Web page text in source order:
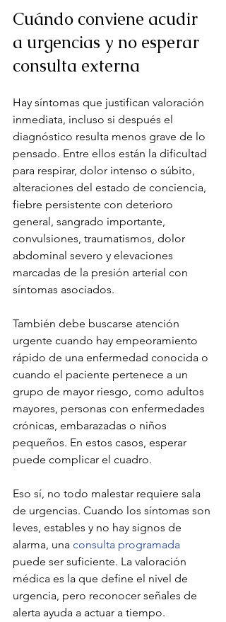
Cuándo conviene acudir
a urgencias y no esperar
consulta externa
Hay síntomas que justifican valoración
inmediata, incluso si después el
diagnóstico resulta menos grave de lo
pensado. Entre ellos están la dificultad
para respirar, dolor intenso o súbito,
alteraciones del estado de conciencia,
fiebre persistente con deterioro
general, sangrado importante,
convulsiones, traumatismos, dolor
abdominal severo y elevaciones
marcadas de la presión arterial con
síntomas asociados.
También debe buscarse atención
urgente cuando hay empeoramiento
rápido de una enfermedad conocida o
cuando el paciente pertenece a un
grupo de mayor riesgo, como adultos
mayores, personas con enfermedades
crónicas, embarazadas o niños
pequeños. En estos casos, esperar
puede complicar el cuadro.
Eso sí, no todo malestar requiere sala
de urgencias. Cuando los síntomas son
leves, estables y no hay signos de
alarma, una consulta programada
puede ser suficiente. La valoración
médica es la que define el nivel de
urgencia, pero reconocer señales de
alerta ayuda a actuar a tiempo.